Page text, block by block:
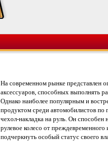
На современном рынке представлен
аксессуаров, способных выполнять
Однако наиболее популярным и
продуктом среди автомобилистов по
чехол-накладка на руль. Он способен
рулевое колесо от преждевременного
подчеркнуть особый статус своего